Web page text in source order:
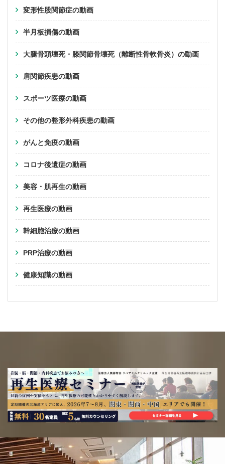
変形性股関節症の動画
半月板損傷の動画
大腿骨頭壊死・膝関節骨壊死（離断性骨軟骨炎）の動画
肩関節疾患の動画
スポーツ医療の動画
その他の整形外科疾患の動画
がんと免疫の動画
コロナ後遺症の動画
美容・肌再生の動画
再生医療の動画
幹細胞治療の動画
PRP治療の動画
健康知識の動画